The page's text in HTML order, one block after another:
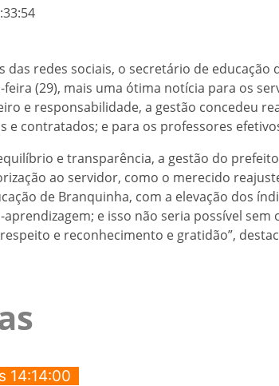
das redes sociais, o secretário de
feira (29), mais uma ótima notícia para os
e responsabilidade, a gestão concedeu
e contratados; e para os professores
e transparência, a gestão do
ao servidor, como o merecido
de Branquinha, com a elevação dos
aprendizagem; e isso não seria possível
e reconhecimento e gratidão”,
14:14:00